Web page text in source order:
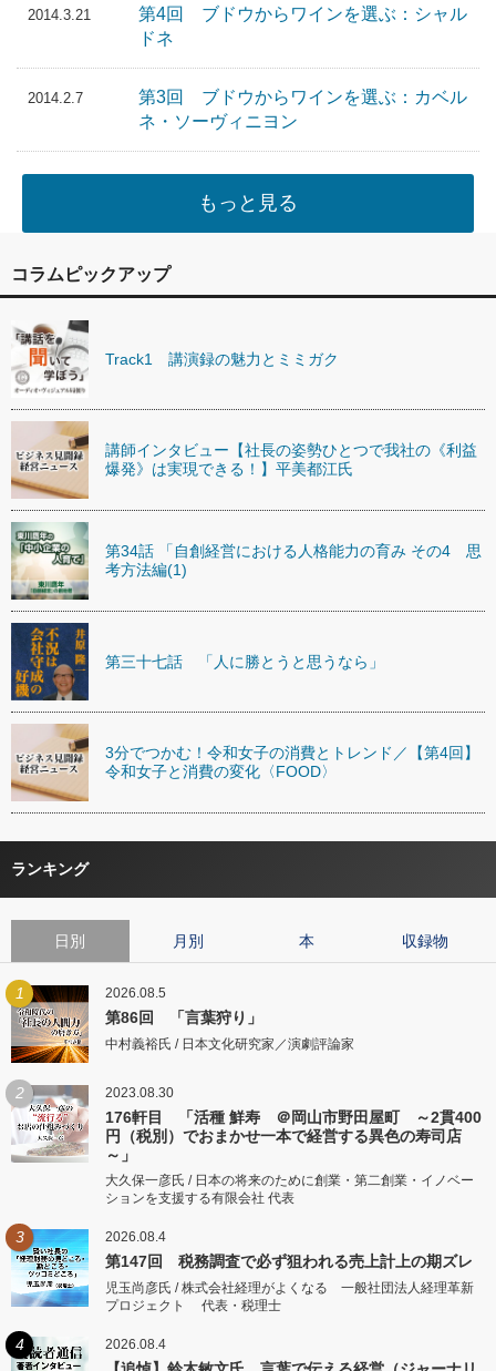
2014.3.21
第4回 ブドウからワインを選ぶ：シャル
ドネ
2014.2.7
第3回 ブドウからワインを選ぶ：カベル
ネ・ソーヴィニヨン
もっと見る
コラムピックアップ
Track1 講演録の魅力とミミガク
講師インタビュー【社長の姿勢ひとつで我社の《利益
爆発》は実現できる！】平美都江氏
第34話 「自創経営における人格能力の育み その4 思
考方法編(1)
第三十七話 「人に勝とうと思うなら」
3分でつかむ！令和女子の消費とトレンド／【第4回】
令和女子と消費の変化〈FOOD〉
ランキング
日別 月別 本 収録物
1 2026.08.5
第86回 「言葉狩り」
中村義裕氏 / 日本文化研究家／演劇評論家
2 2023.08.30
176軒目 「活種 鮮寿 ＠岡山市野田屋町 ～2貫400
円（税別）でおまかせ一本で経営する異色の寿司店
～」
大久保一彦氏 / 日本の将来のために創業・第二創業・イノベー
ションを支援する有限会社 代表
3 2026.08.4
第147回 税務調査で必ず狙われる売上計上の期ズレ
児玉尚彦氏 / 株式会社経理がよくなる 一般社団法人経理革新
プロジェクト 代表・税理士
4 2026.08.4